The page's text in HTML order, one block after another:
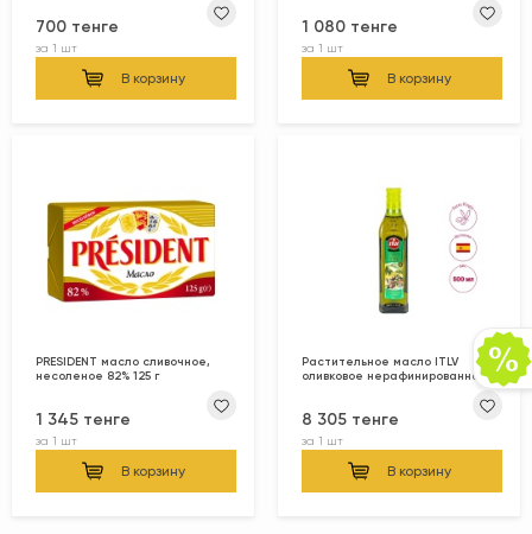
700 тенге
за 1 шт
В корзину
PRESIDENT масло сливочное,
несоленое 82% 125 г
1 345 тенге
за 1 шт
В корзину
1 080 тенге
за 1 шт
В корзину
Растительное масло ITLV
оливковое нерафинированное
8 305 тенге
за 1 шт
В корзину